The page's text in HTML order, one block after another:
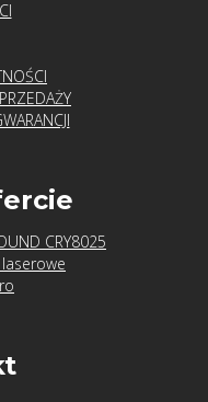
CRY8025